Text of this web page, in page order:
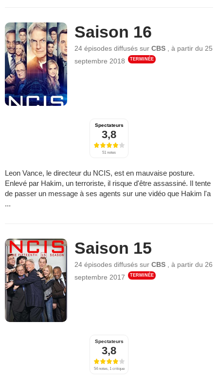
Saison 16
24 épisodes diffusés surCBS ,à partir du 25
septembre 2018
TERMINÉE
Spectateurs
3,8
51 notes
Leon Vance, le directeur du NCIS, est en mauvaise posture.
Enlevé par Hakim, un terroriste, il risque d'être assassiné. Il tente
de passer un message à ses agents sur une vidéo que Hakim l'a
...
Saison 15
24 épisodes diffusés surCBS ,à partir du 26
septembre 2017
TERMINÉE
Spectateurs
3,8
54 notes, 1 critique